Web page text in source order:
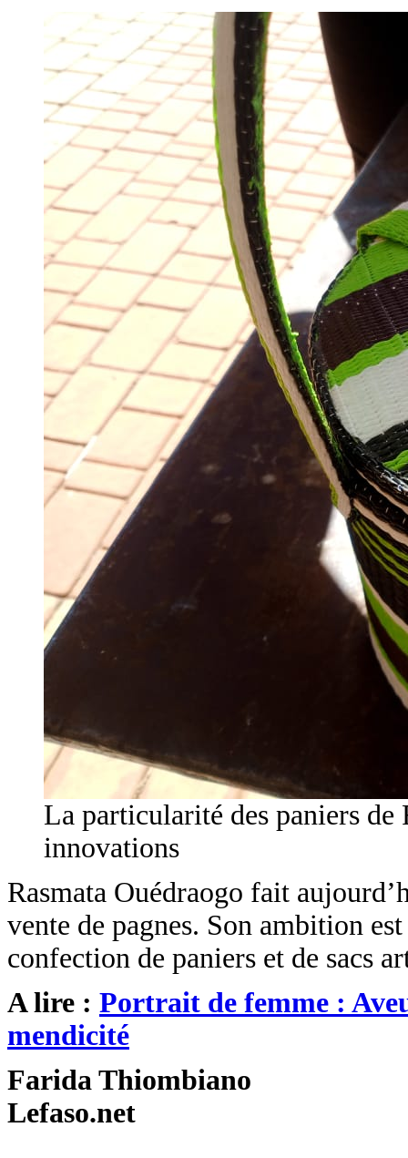
La particularité des paniers de
innovations
Rasmata Ouédraogo fait
vente de pagnes. Son ambition
confection de paniers et de sacs
A lire : Portrait de femme :
mendicité
Farida Thiombiano
Lefaso.net